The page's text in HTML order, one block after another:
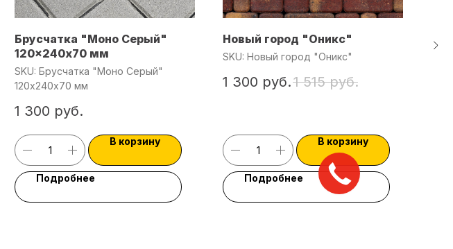
Брусчатка "Моно Серый"
120x240х70 мм
SKU: Брусчатка "Моно Серый"
120x240х70 мм
1 300 руб.
В корзину
Подробнее
Новый город "Оникс"
SKU: Новый город "Оникс"
1 300 руб.1 515 руб.
В корзину
Подробнее